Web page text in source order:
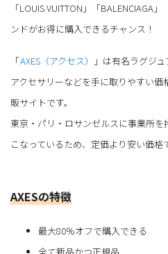
「LOUIS VUITTON」「BALENCIAGA
ンドがお得に購入できるチャンス！
「AXES（アクセス）
」は有名ラグジ
アクセサリーなどを手に取りやすい
販サイトです。
東京・パリ・ロサンゼルスに事業所
こなっているため、定価より安い価格
AXESの特徴
最大80％オフで購入できる